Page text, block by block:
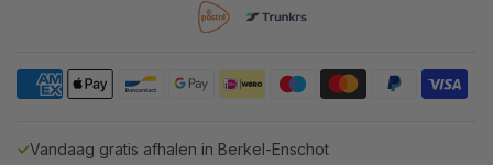
✓Vandaag gratis afhalen in Berkel-Enschot